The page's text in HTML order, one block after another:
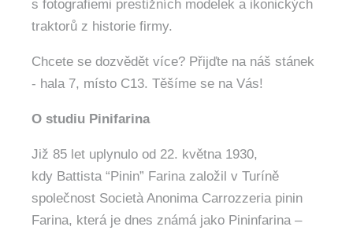
s fotografiemi prestižních modelek a ikonických
traktorů z historie firmy.
Chcete se dozvědět více? Přijďte na náš stánek
- hala 7, místo C13. Těšíme se na Vás!
O studiu Pinifarina
Již 85 let uplynulo od 22. května 1930,
kdy Battista “Pinin” Farina založil v Turíně
společnost Società Anonima Carrozzeria pinin
Farina, která je dnes známá jako Pininfarina –